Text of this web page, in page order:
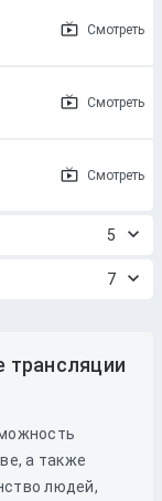
Смотреть
Смотреть
Смотреть
5
7
трансляции
а также
людей,